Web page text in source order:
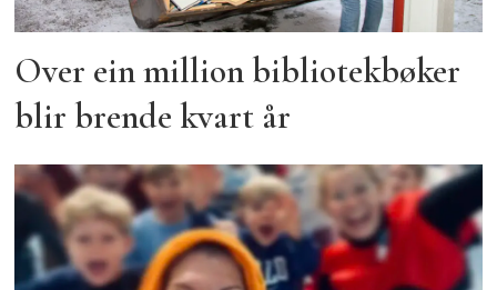
Over ein million bibliotekbøker
blir brende kvart år